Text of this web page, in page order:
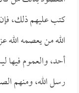
كتب عليهم ذلك،
الله من يعصمه
أحد، والعموم فيها
رسل الله، ومنهم